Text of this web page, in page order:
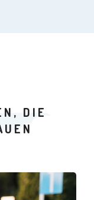
DIE